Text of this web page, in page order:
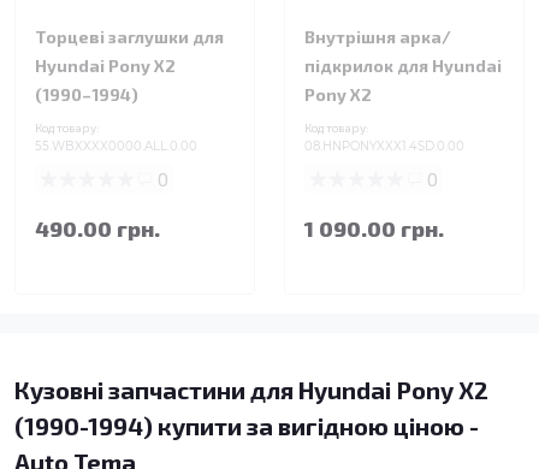
Торцеві заглушки для
Hyundai Pony X2
(1990–1994)
Код товару:
55.WBXXXX0000.ALL.0.00
0
490.00 грн.
Внутрішня арка/
підкрилок для Hyundai
Pony X2
Код товару:
08.HNPONYXXX1.4SD.0.00
0
1 090.00 грн.
Кузовні запчастини для Hyundai Pony X2
(1990-1994) купити за вигідною ціною -
Auto Tema